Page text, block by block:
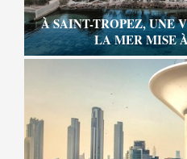
À SAINT-TROPEZ, UNE
LA MER MISE